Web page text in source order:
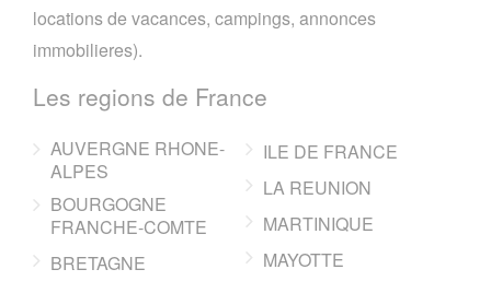
locations de vacances, campings, annonces
immobilieres).
Les regions de France
AUVERGNE RHONE-
ALPES
BOURGOGNE
FRANCHE-COMTE
BRETAGNE
ILE DE FRANCE
LA REUNION
MARTINIQUE
MAYOTTE